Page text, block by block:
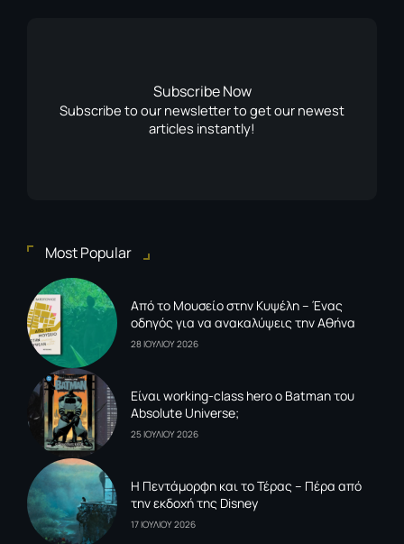
Subscribe Now
Subscribe to our newsletter to get our newest
articles instantly!
Most Popular
Από το Μουσείο στην Κυψέλη – Ένας
οδηγός για να ανακαλύψεις την Αθήνα
28 ΙΟΥΛΙΟΥ 2026
Είναι working-class hero ο Batman του
Absolute Universe;
25 ΙΟΥΛΙΟΥ 2026
Η Πεντάμορφη και το Τέρας – Πέρα από
την εκδοχή της Disney
17 ΙΟΥΛΙΟΥ 2026